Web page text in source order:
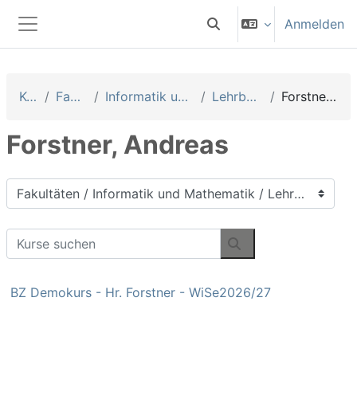
Website-Übersicht
Sucheingabe umschalten
Anmelden
Kurse Fakultäten Informatik und Mathematik Lehrbeauftragte Forstner, Andreas
Forstner, Andreas
Kursbereiche
Kurse suchen
Kurse suchen
BZ Demokurs - Hr. Forstner - WiSe2026/27